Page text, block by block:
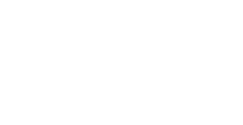
ihres ersten Erfolgs in
oder eine Pause mit Freunden zu
10 und 17 Uhr oder kommen